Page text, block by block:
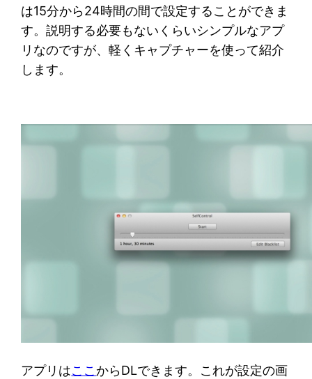
は15分から24時間の間で設定することができま
す。説明する必要もないくらいシンプルなアプ
リなのですが、軽くキャプチャーを使って紹介
します。
アプリはここからDLできます。これが設定の画